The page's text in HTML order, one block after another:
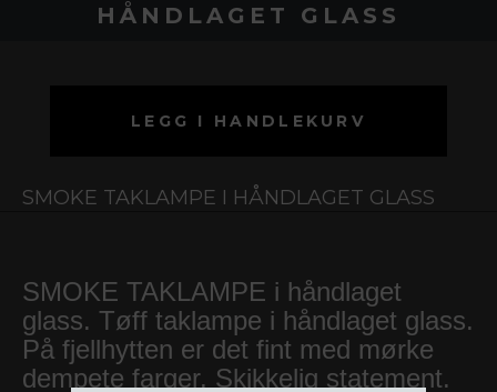
HÅNDLAGET GLASS
LEGG I HANDLEKURV
SMOKE TAKLAMPE I HÅNDLAGET GLASS
SMOKE TAKLAMPE i håndlaget
glass. Tøff taklampe i håndlaget glass.
På fjellhytten er det fint med mørke
dempete farger. Skikkelig statement.